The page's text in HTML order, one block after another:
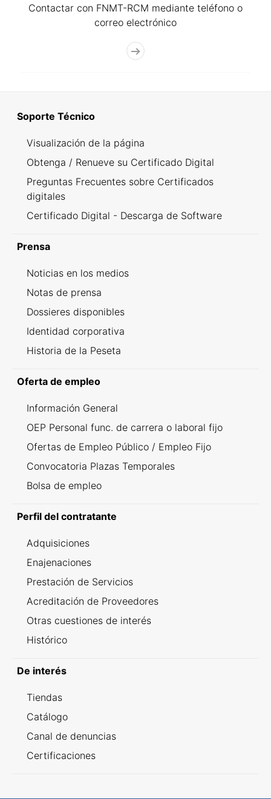
Contactar con FNMT-RCM mediante teléfono o
correo electrónico
Soporte Técnico
Visualización de la página
Obtenga / Renueve su Certificado Digital
Preguntas Frecuentes sobre Certificados
digitales
Certificado Digital - Descarga de Software
Prensa
Noticias en los medios
Notas de prensa
Dossieres disponibles
Identidad corporativa
Historia de la Peseta
Oferta de empleo
Información General
OEP Personal func. de carrera o laboral fijo
Ofertas de Empleo Público / Empleo Fijo
Convocatoria Plazas Temporales
Bolsa de empleo
Perfil del contratante
Adquisiciones
Enajenaciones
Prestación de Servicios
Acreditación de Proveedores
Otras cuestiones de interés
Histórico
De interés
Tiendas
Catálogo
Canal de denuncias
Certificaciones